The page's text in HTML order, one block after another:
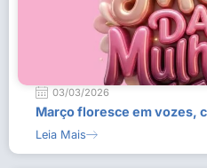
03/03/2026
Março floresce em vozes,
Leia Mais